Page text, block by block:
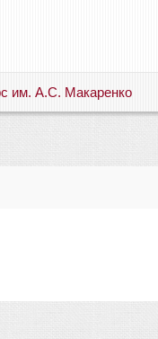
им. А.С. Макаренко